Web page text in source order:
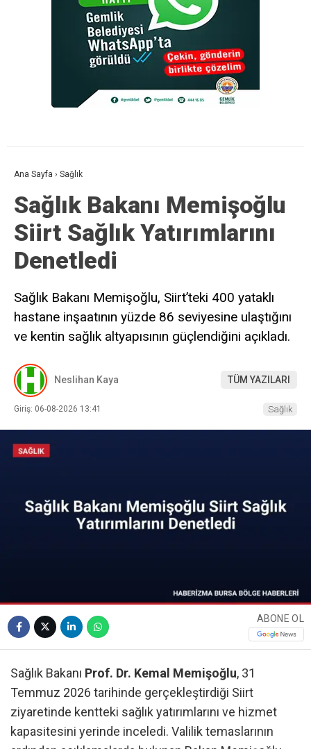
Ana Sayfa › Sağlık
Sağlık Bakanı Memişoğlu
Siirt Sağlık Yatırımlarını
Denetledi
Sağlık Bakanı Memişoğlu, Siirt’teki 400 yataklı
hastane inşaatının yüzde 86 seviyesine ulaştığını
ve kentin sağlık altyapısının güçlendiğini açıkladı.
Neslihan Kaya TÜM YAZILARI
Giriş: 06-08-2026 13:41 Sağlık
ABONE OL
Sağlık Bakanı Prof. Dr. Kemal Memişoğlu, 31
Temmuz 2026 tarihinde gerçekleştirdiği Siirt
ziyaretinde kentteki sağlık yatırımlarını ve hizmet
kapasitesini yerinde inceledi. Valilik temaslarının